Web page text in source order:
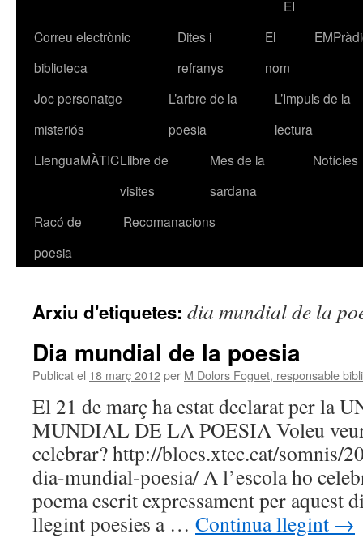
EI
Correu electrònic
biblioteca
Dites i
refranys
El
nom
Joc personatge
misteriós
L’arbre de la
poesia
L’Impuls de la
lectura
LlenguaMÀTICLlibre de
visites
Mes de la
sardana
Notícies
Racó de
poesia
Recomanacions
Arxiu d'etiquetes: dia mundial de la
Dia mundial de la poesia
Publicat el 18 març 2012per M Dolors Foguet, responsable
El 21 de març ha estat declarat per la
MUNDIAL DE LA POESIA Voleu
celebrar? http://blocs.xtec.cat/somnis/
dia-mundial-poesia/ A l’escola ho
poema escrit expressament per aquest
llegint poesies a … Continua llegint →